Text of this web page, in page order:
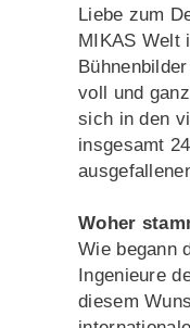
Liebe zum
MIKAS Welt
voll und
sich in den
insgesamt
Woher
Wie begann
Ingenieure
diesem